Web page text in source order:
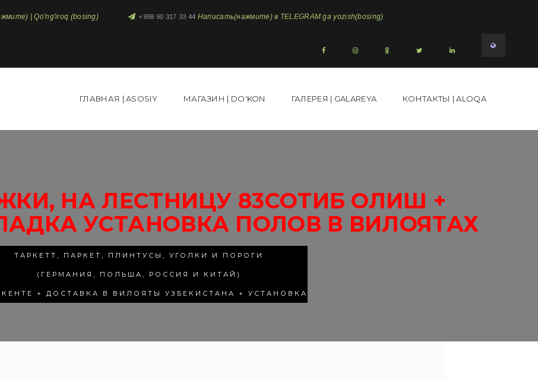
| Qo'ng'iroq (bosing) +998 90 317 33 44 Написать(нажмите) в TELEGRAM ga yozish(bosing)
ГЛАВНАЯ | ASOSIY МАГАЗИН | DO'KON ГАЛЕРЕЯ | GALAREYA КОНТАКТЫ | ALOQA
НА ЛЕСТНИЦУ 83СОТИБ ОЛИШ +
УСТАНОВКА ПОЛОВ В ВИЛОЯТАХ
ТАРКЕТТ, ПАРКЕТ, ПЛИНТУСЫ, УГОЛКИ И ПОРОГИ
(ГЕРМАНИЯ, ПОЛЬША, РОССИЯ И КИТАЙ)
+ ДОСТАВКА В ВИЛОЯТЫ УЗБЕКИСТАНА + УСТАНОВКА